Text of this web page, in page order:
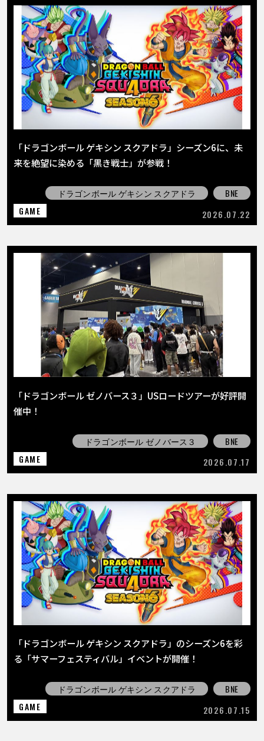
「ドラゴンボール ゲキシン スクアドラ」シーズン6に、未
来を絶望に染める「黒き戦士」が参戦！
ドラゴンボール ゲキシン スクアドラ
BNE
GAME
2026.07.22
「ドラゴンボール ゼノバース３」USロードツアーが好評開
催中！
ドラゴンボール ゼノバース３
BNE
GAME
2026.07.17
「ドラゴンボール ゲキシン スクアドラ」のシーズン6を彩
る「サマーフェスティバル」イベントが開催！
ドラゴンボール ゲキシン スクアドラ
BNE
GAME
2026.07.15